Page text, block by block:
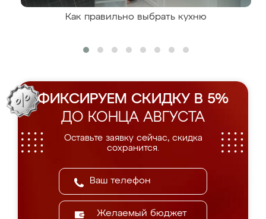
Как правильно выбрать кухню
ФИКСИРУЕМ СКИДКУ В 5%
ДО КОНЦА АВГУСТА
Оставьте заявку сейчас, скидка
сохранится.
Желаемый бюджет